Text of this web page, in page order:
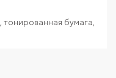
тонированная бумага